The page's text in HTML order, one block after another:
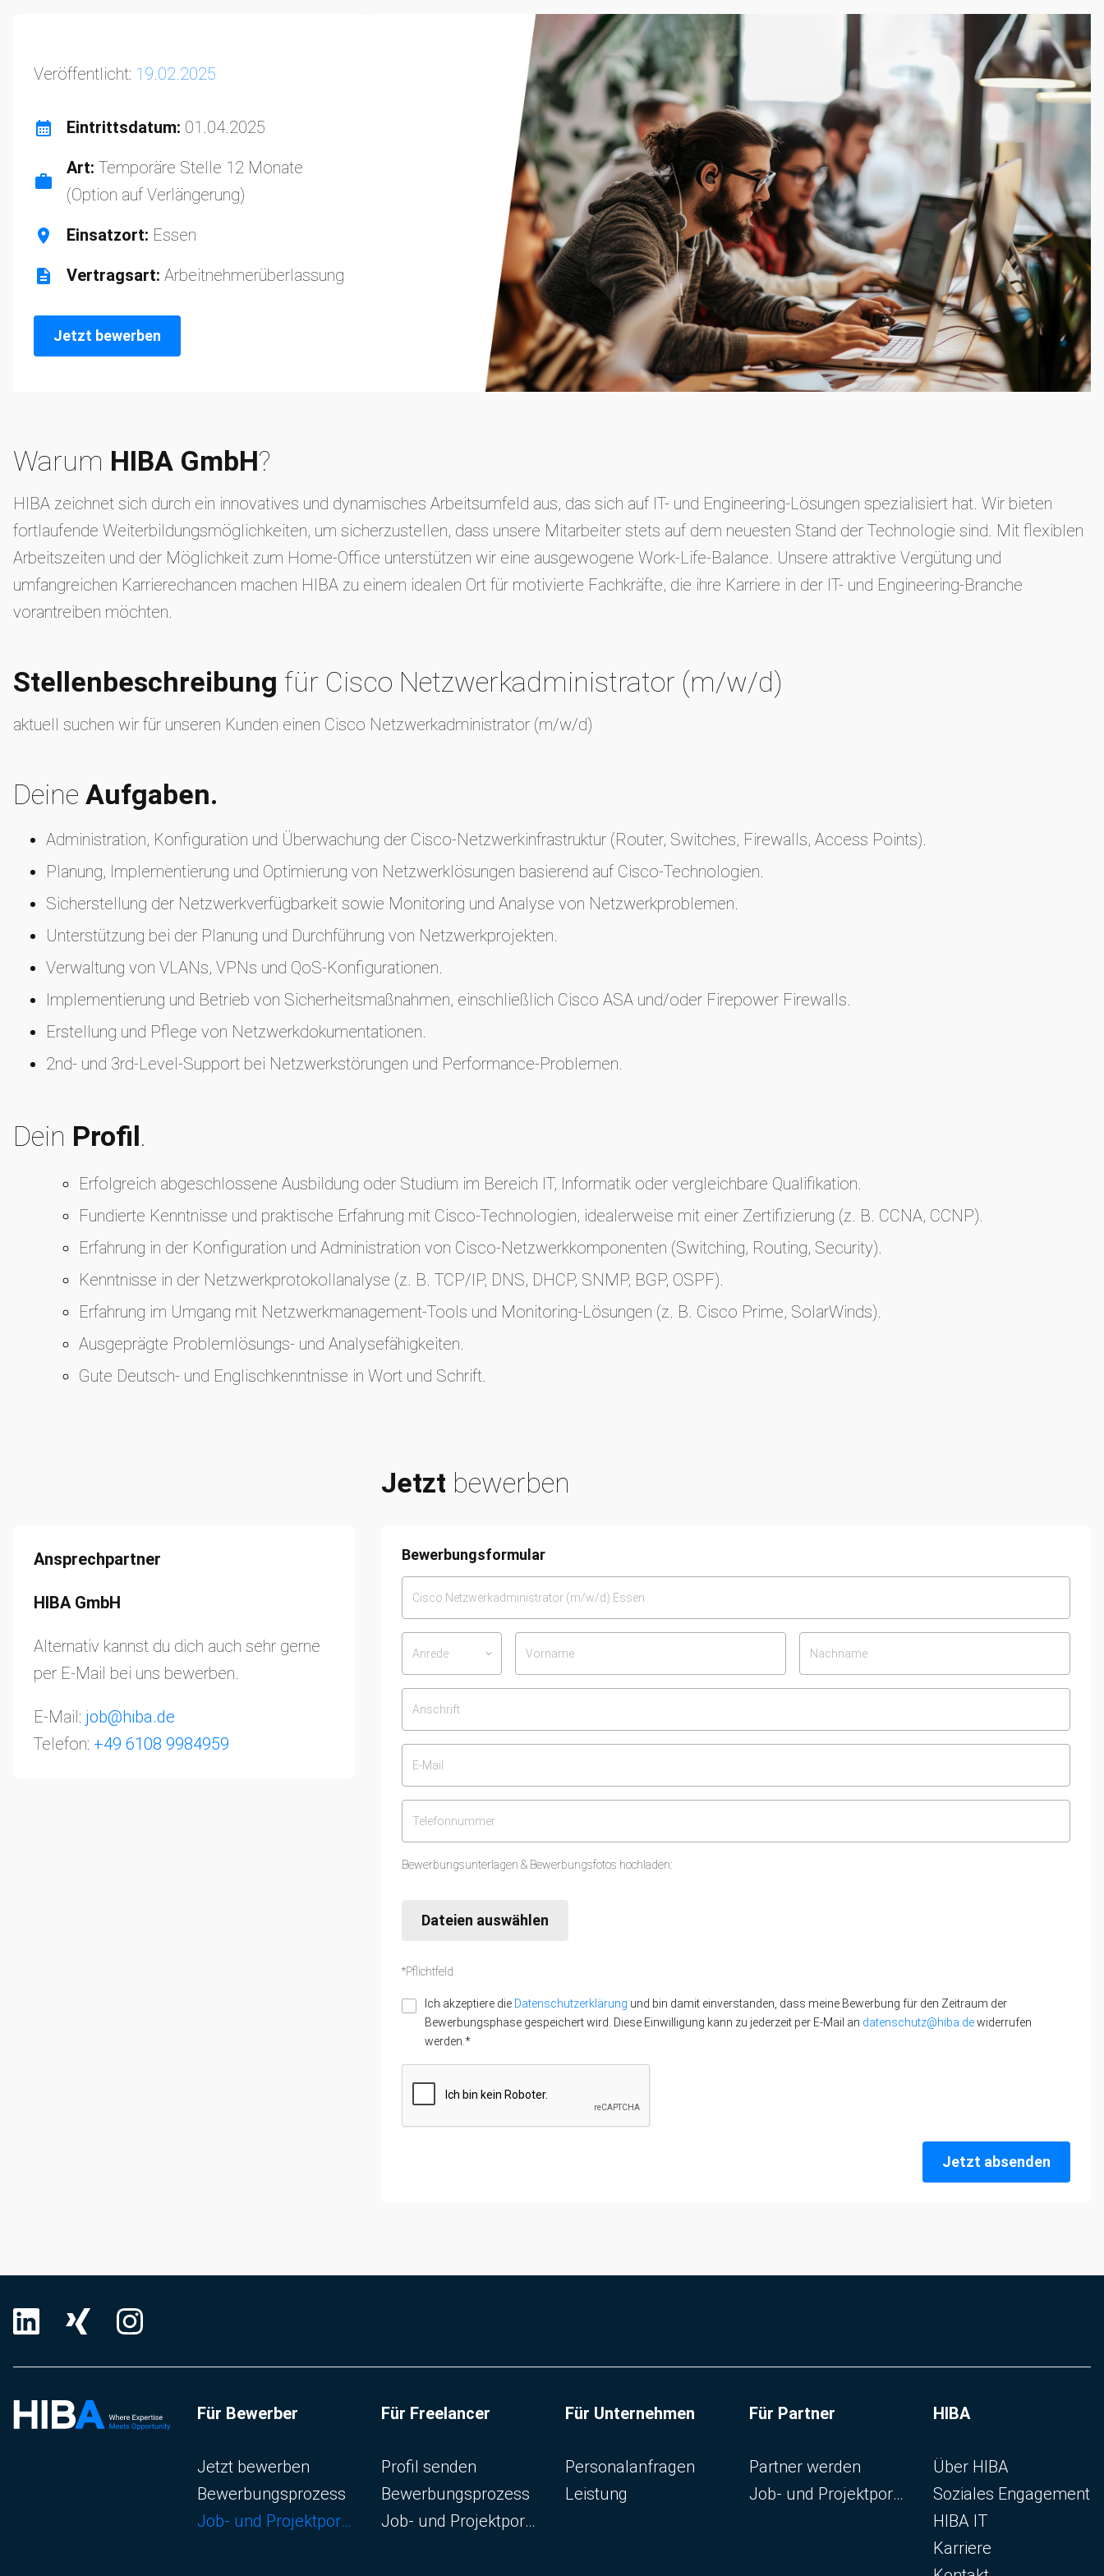
Veröffentlicht: 19.02.2025
Eintrittsdatum: 01.04.2025
Art: Temporäre Stelle 12 Monate
(Option auf Verlängerung)
Einsatzort: Essen
Vertragsart: Arbeitnehmerüberlassung
Jetzt bewerben
Warum HIBA GmbH?
HIBA zeichnet sich durch ein innovatives und dynamisches Arbeitsumfeld aus, das sich auf IT- und Engineering-Lösungen spezialisiert hat. Wir bieten
fortlaufende Weiterbildungsmöglichkeiten, um sicherzustellen, dass unsere Mitarbeiter stets auf dem neuesten Stand der Technologie sind. Mit flexiblen
Arbeitszeiten und der Möglichkeit zum Home-Office unterstützen wir eine ausgewogene Work-Life-Balance. Unsere attraktive Vergütung und
umfangreichen Karrierechancen machen HIBA zu einem idealen Ort für motivierte Fachkräfte, die ihre Karriere in der IT- und Engineering-Branche
vorantreiben möchten.
Stellenbeschreibung für Cisco Netzwerkadministrator (m/w/d)
aktuell suchen wir für unseren Kunden einen Cisco Netzwerkadministrator (m/w/d)
Deine Aufgaben.
Administration, Konfiguration und Überwachung der Cisco-Netzwerkinfrastruktur (Router, Switches, Firewalls, Access Points).
Planung, Implementierung und Optimierung von Netzwerklösungen basierend auf Cisco-Technologien.
Sicherstellung der Netzwerkverfügbarkeit sowie Monitoring und Analyse von Netzwerkproblemen.
Unterstützung bei der Planung und Durchführung von Netzwerkprojekten.
Verwaltung von VLANs, VPNs und QoS-Konfigurationen.
Implementierung und Betrieb von Sicherheitsmaßnahmen, einschließlich Cisco ASA und/oder Firepower Firewalls.
Erstellung und Pflege von Netzwerkdokumentationen.
2nd- und 3rd-Level-Support bei Netzwerkstörungen und Performance-Problemen.
Dein Profil.
Erfolgreich abgeschlossene Ausbildung oder Studium im Bereich IT, Informatik oder vergleichbare Qualifikation.
Fundierte Kenntnisse und praktische Erfahrung mit Cisco-Technologien, idealerweise mit einer Zertifizierung (z. B. CCNA, CCNP).
Erfahrung in der Konfiguration und Administration von Cisco-Netzwerkkomponenten (Switching, Routing, Security).
Kenntnisse in der Netzwerkprotokollanalyse (z. B. TCP/IP, DNS, DHCP, SNMP, BGP, OSPF).
Erfahrung im Umgang mit Netzwerkmanagement-Tools und Monitoring-Lösungen (z. B. Cisco Prime, SolarWinds).
Ausgeprägte Problemlösungs- und Analysefähigkeiten.
Gute Deutsch- und Englischkenntnisse in Wort und Schrift.
Jetzt bewerben
Ansprechpartner
HIBA GmbH
Alternativ kannst du dich auch sehr gerne
per E-Mail bei uns bewerben.
E-Mail: job@hiba.de
Telefon: +49 6108 9984959
Bewerbungsformular
Anrede keyboard_arrow_down
Bewerbungsunterlagen & Bewerbungsfotos hochladen:
Dateien auswählen
*Pflichtfeld
Ich akzeptiere die Datenschutzerklärung und bin damit einverstanden, dass meine Bewerbung für den Zeitraum der
Bewerbungsphase gespeichert wird. Diese Einwilligung kann zu jederzeit per E-Mail an datenschutz@hiba.dewiderrufen
werden.*
Jetzt absenden
Für Bewerber
Navigation überspringen
Jetzt bewerben
Bewerbungsprozess
Job- und Projektportal
Für Freelancer
Navigation überspringen
Profil senden
Bewerbungsprozess
Job- und Projektportal
Für Unternehmen
Navigation überspringen
Personalanfragen
Leistung
Für Partner
Navigation überspringen
Partner werden
Job- und Projektportal
HIBA
Navigation überspringen
Über HIBA
Soziales Engagement
HIBA IT
Karriere